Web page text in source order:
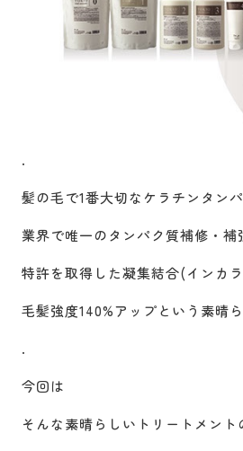
.
髪の毛で1番大切なケラチンタンパ
業界で唯一のタンパク質補修・補
特許を取得した凝集結合(インカ
毛髪強度140%アップという素晴
.
今回は
そんな素晴らしいトリートメント